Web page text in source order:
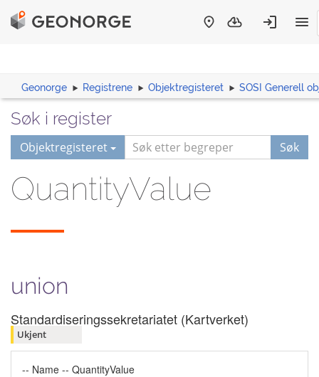
Geonorge Registrene Objektregisteret SOSI Generell
Søk i register
Objektregisteret Søk
QuantityValue
union
Standardiseringssekretariatet (Kartverket)
Ukjent
-- Name -- QuantityValue